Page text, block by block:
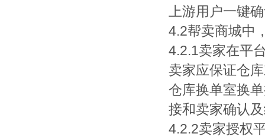
上游用户一键
4.2帮卖商城中
4.2.1卖家在平
卖家应保证仓
仓库换单室换
接和卖家确认
4.2.2卖家授权